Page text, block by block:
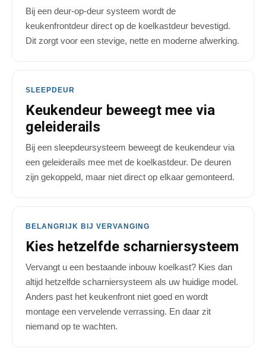
Bij een deur-op-deur systeem wordt de
keukenfrontdeur direct op de koelkastdeur bevestigd.
Dit zorgt voor een stevige, nette en moderne afwerking.
SLEEPDEUR
Keukendeur beweegt mee via
geleiderails
Bij een sleepdeursysteem beweegt de keukendeur via
een geleiderails mee met de koelkastdeur. De deuren
zijn gekoppeld, maar niet direct op elkaar gemonteerd.
BELANGRIJK BIJ VERVANGING
Kies hetzelfde scharniersysteem
Vervangt u een bestaande inbouw koelkast? Kies dan
altijd hetzelfde scharniersysteem als uw huidige model.
Anders past het keukenfront niet goed en wordt
montage een vervelende verrassing. En daar zit
niemand op te wachten.